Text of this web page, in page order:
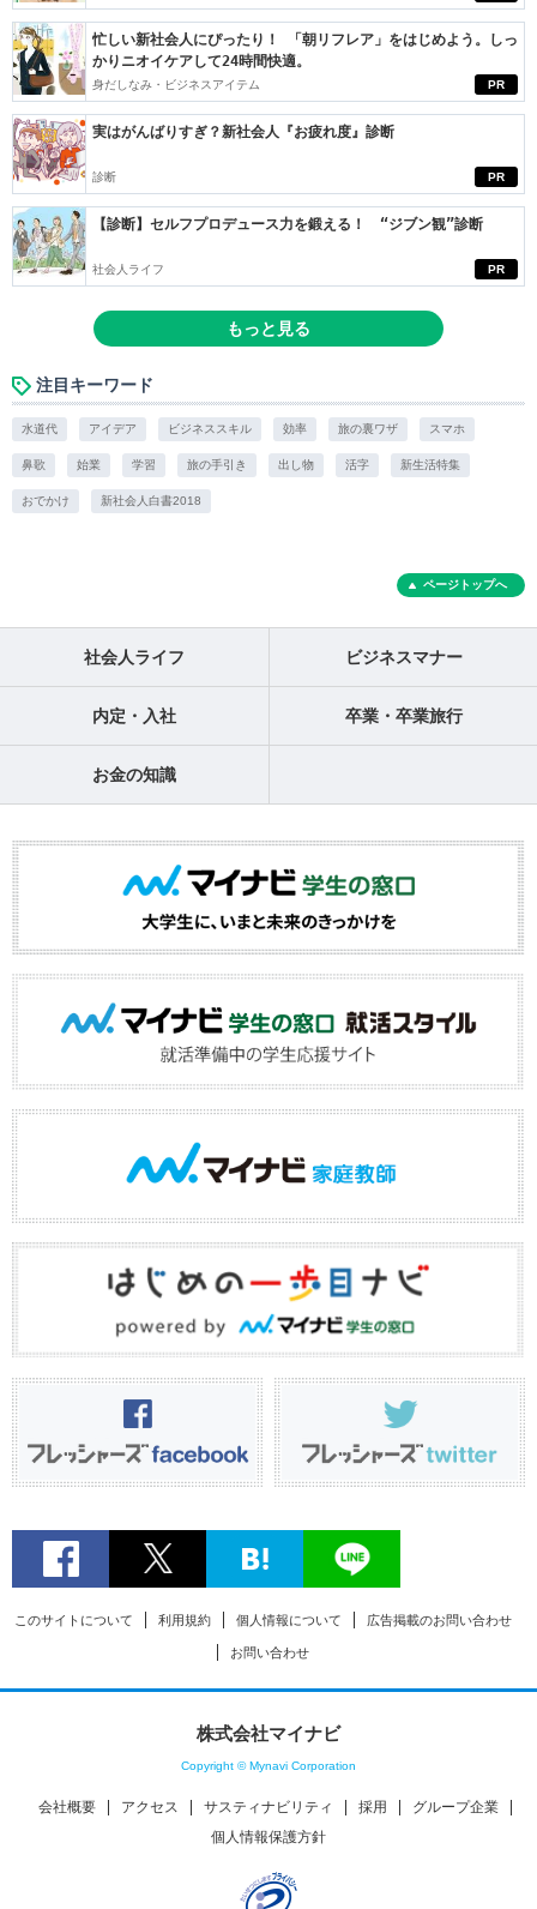
PR
忙しい新社会人にぴったり！ 「朝リフレア」をはじめよう。しっ
かりニオイケアして24時間快適。
身だしなみ・ビジネスアイテム
PR
実はがんばりすぎ？新社会人『お疲れ度』診断
診断
PR
【診断】セルフプロデュース力を鍛える！ “ジブン観”診断
社会人ライフ
もっと見る
注目キーワード
水道代 アイデア ビジネススキル 効率 旅の裏ワザ スマホ
鼻歌 始業 学習 旅の手引き 出し物 活字 新生活特集
おでかけ 新社会人白書2018
ページトップへ
社会人ライフ ビジネスマナー
内定・入社 卒業・卒業旅行
お金の知識
このサイトについて 利用規約 個人情報について 広告掲載のお問い合わせ
お問い合わせ
株式会社マイナビ
Copyright © Mynavi Corporation
会社概要 アクセス サスティナビリティ 採用
グループ企業
個人情報保護方針